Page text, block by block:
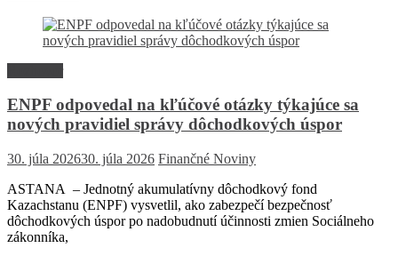
ENPF odpovedal na kľúčové otázky týkajúce sa
nových pravidiel správy dôchodkových úspor
30. júla 202630. júla 2026 Finančné Noviny
ASTANA – Jednotný akumulatívny dôchodkový fond
Kazachstanu (ENPF) vysvetlil, ako zabezpečí bezpečnosť
dôchodkových úspor po nadobudnutí účinnosti zmien Sociálneho
zákonníka,